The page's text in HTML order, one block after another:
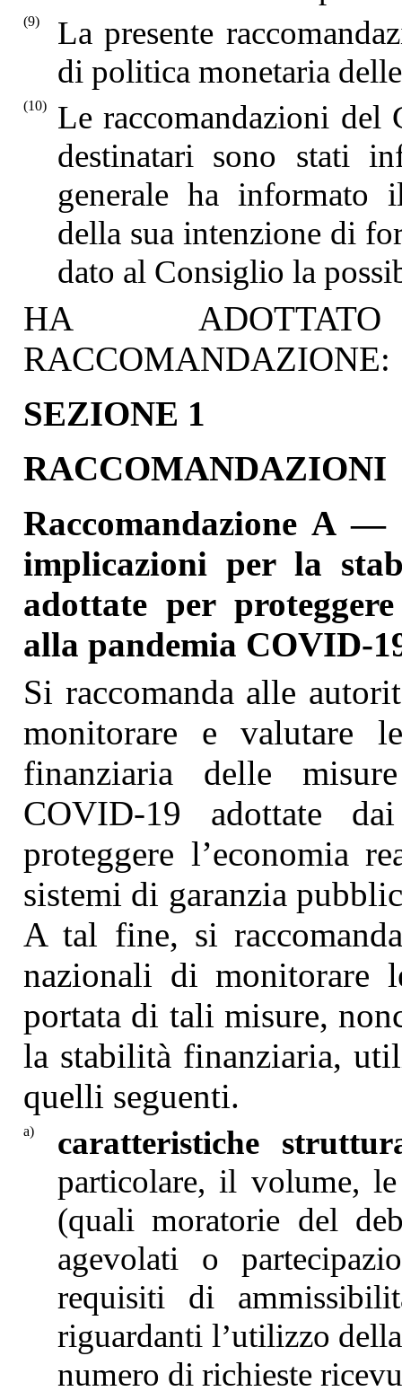
(9)
La presente
di politica monetaria
(10)
Le raccomandazioni del
destinatari sono stati
generale ha informato
della sua intenzione di
dato al Consiglio la
HA
RACCOMANDAZIONE:
SEZIONE 1
RACCOMANDAZIONI
Raccomandazione A
implicazioni per la
adottate per
alla pandemia COVID-
Si raccomanda alle
monitorare e valutare
finanziaria delle
COVID-19 adottate
proteggere l’economia
sistemi di garanzia
A tal fine, si
nazionali di monitorare
portata di tali misure,
la stabilità finanziaria,
quelli seguenti.
a)
caratteristiche
particolare, il volume,
(quali moratorie del
agevolati o
requisiti di
riguardanti l’utilizzo
numero di richieste